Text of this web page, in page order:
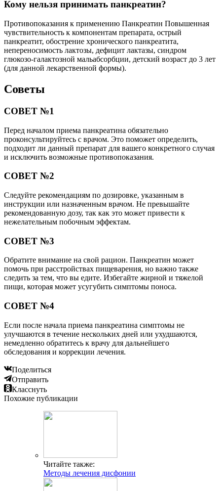
Кому нельзя принимать панкреатин?
Противопоказания к применению Панкреатин Повышенная
чувствительность к компонентам препарата, острый
панкреатит, обострение хронического панкреатита,
непереносимость лактозы, дефицит лактазы, синдром
глюкозо-галактозной мальабсорбции, детский возраст до 3 лет
(для данной лекарственной формы).
Советы
СОВЕТ №1
Перед началом приема панкреатина обязательно
проконсультируйтесь с врачом. Это поможет определить,
подходит ли данный препарат для вашего конкретного случая
и исключить возможные противопоказания.
СОВЕТ №2
Следуйте рекомендациям по дозировке, указанным в
инструкции или назначенным врачом. Не превышайте
рекомендованную дозу, так как это может привести к
нежелательным побочным эффектам.
СОВЕТ №3
Обратите внимание на свой рацион. Панкреатин может
помочь при расстройствах пищеварения, но важно также
следить за тем, что вы едите. Избегайте жирной и тяжелой
пищи, которая может усугубить симптомы поноса.
СОВЕТ №4
Если после начала приема панкреатина симптомы не
улучшаются в течение нескольких дней или ухудшаются,
немедленно обратитесь к врачу для дальнейшего
обследования и коррекции лечения.
Поделиться
Отправить
Класснуть
Похожие публикации
Читайте также:
Методы лечения дисфонии